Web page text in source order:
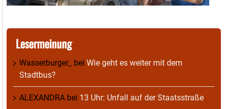
Lesermeinung
Wasserburger_ bei Wie geht es weiter mit dem
Stadtbus?
ALEXANDRA bei 13 Uhr: Unfall auf der Staatsstraße